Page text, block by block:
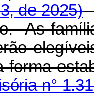
de 2025)
As
forma
n°